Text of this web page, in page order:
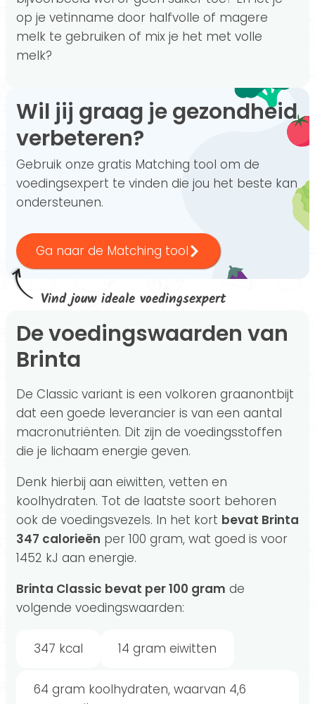
op je vetinname door halfvolle of magere
melk te gebruiken of mix je het met volle
melk?
Wil jij graag je gezondheid
verbeteren?
Gebruik onze gratis Matching tool om de
voedingsexpert te vinden die jou het beste kan
ondersteunen.
Ga naar de Matching tool
Vind jouw ideale voedingsexpert
De voedingswaarden van
Brinta
De Classic variant is een volkoren graanontbijt
dat een goede leverancier is van een aantal
macronutriënten. Dit zijn de voedingsstoffen
die je lichaam energie geven.
Denk hierbij aan eiwitten, vetten en
koolhydraten. Tot de laatste soort behoren
ook de voedingsvezels. In het kort bevat Brinta
347 calorieën per 100 gram, wat goed is voor
1452 kJ aan energie.
Brinta Classic bevat per 100 gram de
volgende voedingswaarden:
347 kcal 14 gram eiwitten
64 gram koolhydraten, waarvan 4,6